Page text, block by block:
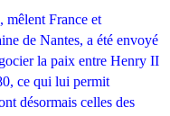
mêlent France et
de Nantes, a été envoyé
la paix entre Henry II
ce qui lui permit
désormais celles des